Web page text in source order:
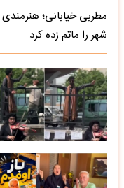
مطربی خیابانی؛ هنرمندی
شهر را ماتم زده کرد